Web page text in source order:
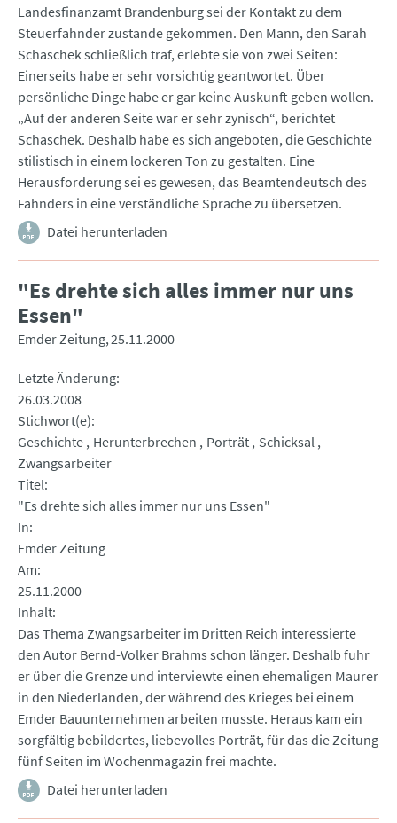
Landesfinanzamt Brandenburg sei der Kontakt zu dem
Steuerfahnder zustande gekommen. Den Mann, den Sarah
Schaschek schließlich traf, erlebte sie von zwei Seiten:
Einerseits habe er sehr vorsichtig geantwortet. Über
persönliche Dinge habe er gar keine Auskunft geben wollen.
„Auf der anderen Seite war er sehr zynisch“, berichtet
Schaschek. Deshalb habe es sich angeboten, die Geschichte
stilistisch in einem lockeren Ton zu gestalten. Eine
Herausforderung sei es gewesen, das Beamtendeutsch des
Fahnders in eine verständliche Sprache zu übersetzen.
Datei herunterladen
"Es drehte sich alles immer nur uns
Essen"
Emder Zeitung 25.11.2000
Letzte Änderung
26.03.2008
Stichwort(e)
Geschichte Herunterbrechen Porträt Schicksal
Zwangsarbeiter
Titel
"Es drehte sich alles immer nur uns Essen"
In
Emder Zeitung
Am
25.11.2000
Inhalt
Das Thema Zwangsarbeiter im Dritten Reich interessierte
den Autor Bernd-Volker Brahms schon länger. Deshalb fuhr
er über die Grenze und interviewte einen ehemaligen Maurer
in den Niederlanden, der während des Krieges bei einem
Emder Bauunternehmen arbeiten musste. Heraus kam ein
sorgfältig bebildertes, liebevolles Porträt, für das die Zeitung
fünf Seiten im Wochenmagazin frei machte.
Datei herunterladen